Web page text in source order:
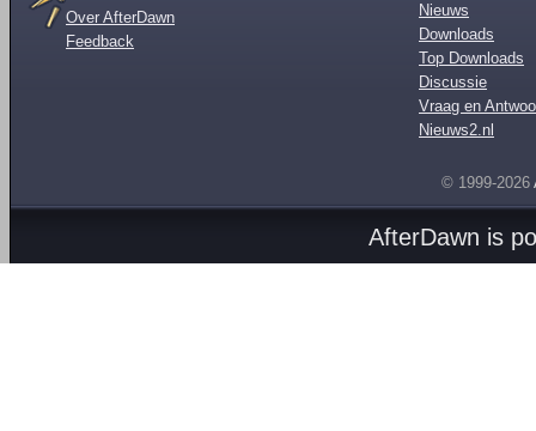
Over AfterDawn
Feedback
Nieuws
Downloads
Top Downloads
Discussie
Vraag en
Nieuws2.nl
© 1999-2026
AfterDawn is